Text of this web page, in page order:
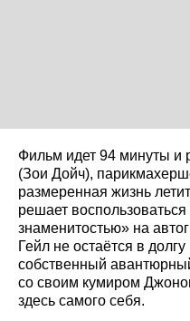
Фильм идет 94 минуты и
(Зои Дойч),
размеренная жизнь
решает
знаменитостью» на
Гейл не остаётся в
собственный
со своим кумиром
здесь самого себя.